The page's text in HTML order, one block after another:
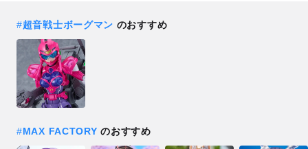
#超音戦士ボーグマン のおすすめ
#MAX FACTORY のおすすめ